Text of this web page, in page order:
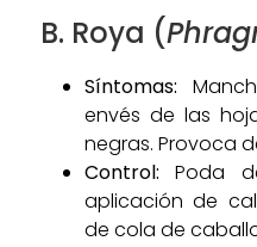
B. Roya (
Síntomas:
envés de las
negras. Provoca
Control: Poda
aplicación de
de cola de